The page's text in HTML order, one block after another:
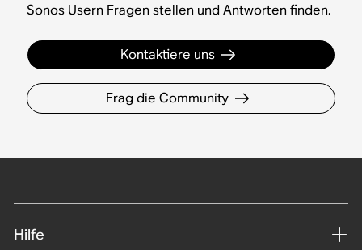
Sonos Usern Fragen stellen und Antworten finden.
Kontaktiere uns
Frag die Community
Hilfe